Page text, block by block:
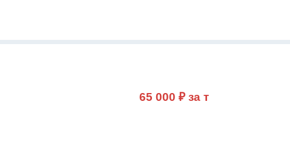
65 000 ₽ за т